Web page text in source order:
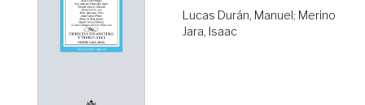
Lucas Durán, Manuel; Merino
Jara, Isaac